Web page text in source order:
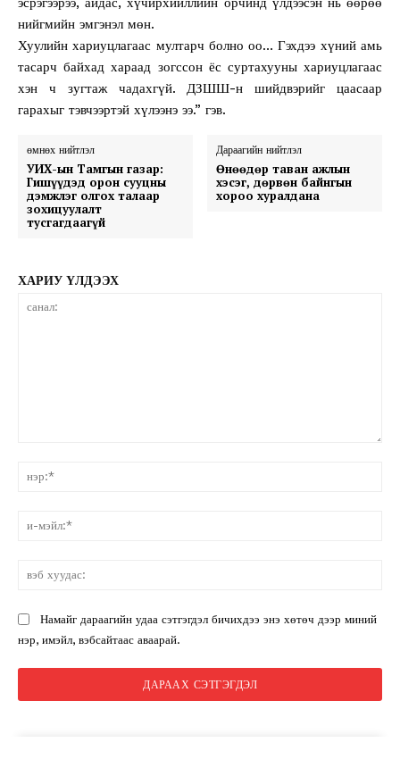
нийгмийн эмгэнэл мөн.
Хуулийн хариуцлагаас мултарч болно оо… Гэхдээ хүний амь
тасарч байхад хараад зогссон ёс суртахууны хариуцлагаас
хэн ч зугтаж чадахгүй. ДЗШШ-н шийдвэрийг цаасаар
гарахыг тэвчээртэй хүлээнэ ээ.” гэв.
өмнөх нийтлэл
УИХ-ын Тамгын газар:
Гишүүдэд орон сууцны
дэмжлэг олгох талаар
зохицуулалт
тусгагдаагүй
Дараагийн нийтлэл
Өнөөдөр таван ажлын
хэсэг, дөрвөн байнгын
хороо хуралдана
ХАРИУ ҮЛДЭЭХ
Намайг дараагийн удаа сэтгэгдэл бичихдээ энэ хөтөч дээр миний
нэр, имэйл, вэбсайтаас аваарай.